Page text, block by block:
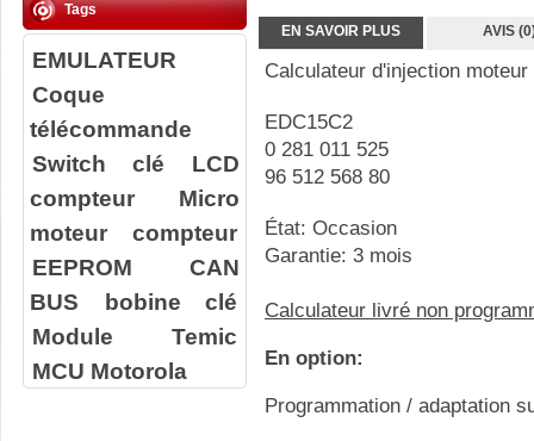
Tags
EMULATEUR
Coque
télécommande
Switch clé
LCD
compteur
Micro
moteur compteur
EEPROM
CAN
BUS
bobine clé
Module Temic
MCU Motorola
EN SAVOIR PLUS AVIS
Calculateur d'injection moteur
EDC15C2
0 281 011 525
96 512 568 80
État: Occasion
Garantie: 3 mois
Calculateur livré non
En option:
Programmation / adaptation